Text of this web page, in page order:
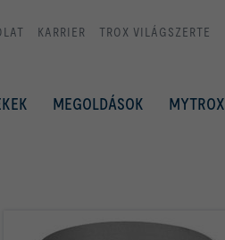
KARRIER TROX VILÁGSZERTE
MEGOLDÁSOK MYTROX